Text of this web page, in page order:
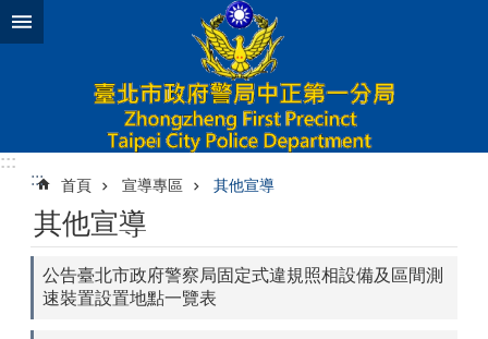
跳到主要內容區塊
:::
:::
首頁 宣導專區 其他宣導
其他宣導
公告臺北市政府警察局固定式違規照相設備及區間測
速裝置設置地點一覽表